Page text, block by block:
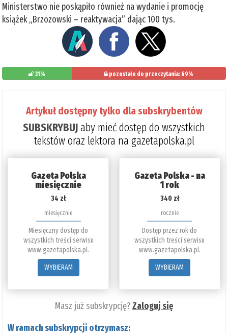
Ministerstwo nie poskąpiło również na wydanie i promocję
książek „Brzozowski – reaktywacja” dając 100 tys.
31% pozostało do przeczytania: 69%
Artykuł dostępny tylko dla subskrybentów
SUBSKRYBUJaby mieć dostęp do wszystkich
tekstów oraz lektora na gazetapolska.pl
Gazeta Polska
miesięcznie
34 zł
miesięcznie
Miesięczny dostęp do
wszystkich treści serwisu
www.gazetapolska.pl.
WYBIERAM
Gazeta Polska - na
1 rok
340 zł
rocznie
Dostęp przez rok do
wszystkich treści serwisu
www.gazetapolska.pl.
WYBIERAM
Masz już subskrypcję?Zaloguj się
W ramach subskrypcji otrzymasz: